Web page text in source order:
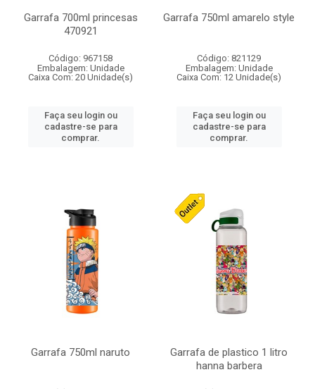
Garrafa 700ml princesas
470921
Código: 967158
Embalagem: Unidade
Caixa Com: 20 Unidade(s)
Faça seu login ou
cadastre-se para
comprar.
Garrafa 750ml amarelo style
Código: 821129
Embalagem: Unidade
Caixa Com: 12 Unidade(s)
Faça seu login ou
cadastre-se para
comprar.
Garrafa 750ml naruto
Garrafa de plastico 1 litro
hanna barbera